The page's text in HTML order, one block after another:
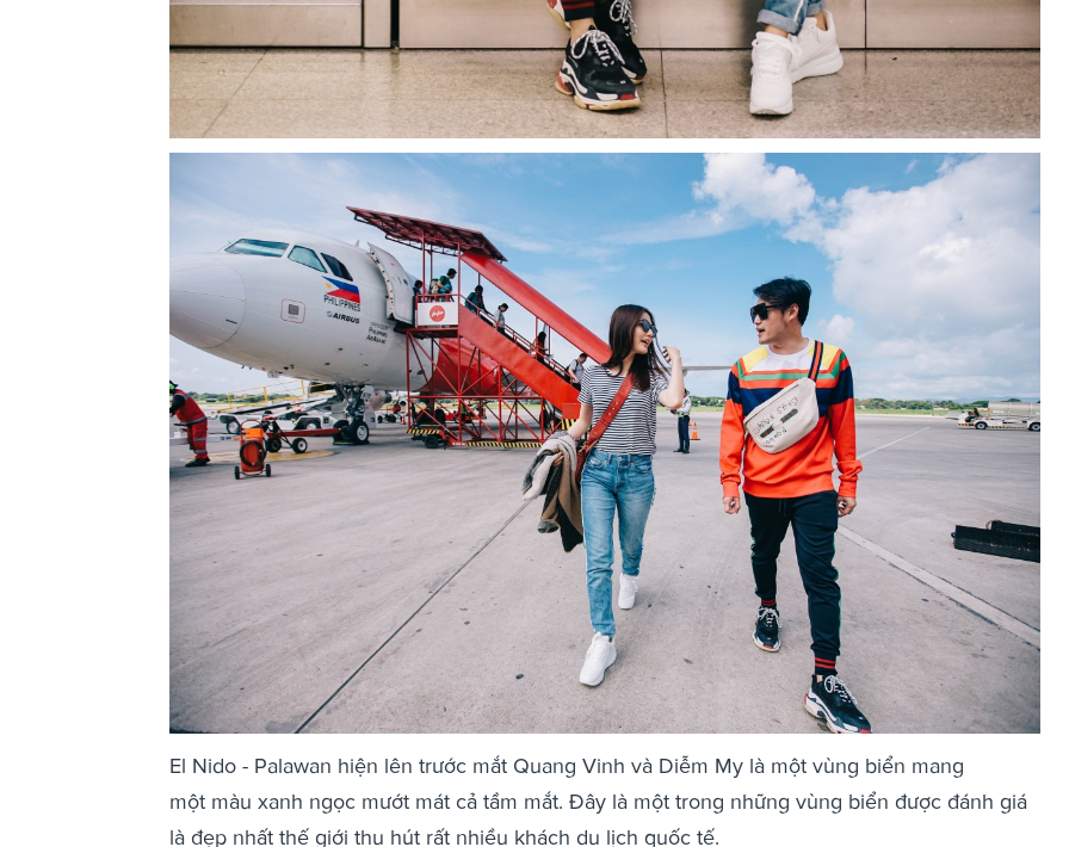
El Nido - Palawan hiện lên trước mắt Quang Vinh và Diễm My là một vùng biển mang
một màu xanh ngọc mướt mát cả tầm mắt. Đây là một trong những vùng biển được đánh giá
là đẹp nhất thế giới thu hút rất nhiều khách du lịch quốc tế.